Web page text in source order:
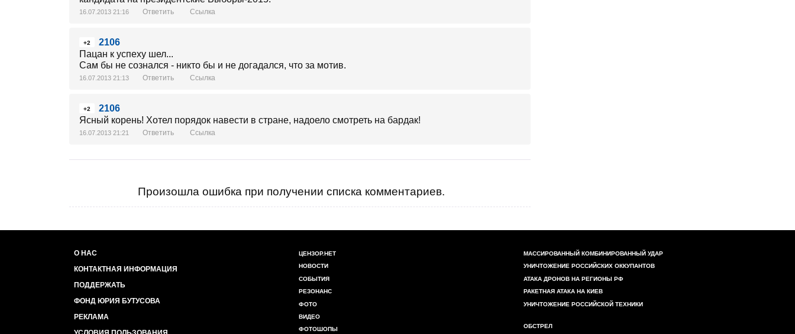
16.07.2013 21:16 Ответить Ссылка
+2
2106
Пацан к успеху шел...
Сам бы не сознался - никто бы и не догадался, что за мотив.
16.07.2013 21:13 Ответить Ссылка
+2
2106
Ясный корень! Хотел порядок навести в стране, надоело смотреть на бардак!
16.07.2013 21:21 Ответить Ссылка
Произошла ошибка при получении списка комментариев.
О НАС
КОНТАКТНАЯ ИНФОРМАЦИЯ
ПОДДЕРЖАТЬ
ФОНД ЮРИЯ БУТУСОВА
РЕКЛАМА
ЦЕНЗОР.НЕТ
НОВОСТИ
СОБЫТИЯ
РЕЗОНАНС
ФОТО
ВИДЕО
ФОТОШОПЫ
МАССИРОВАННЫЙ КОМБИНИРОВАННЫЙ УДАР
УНИЧТОЖЕНИЕ РОССИЙСКИХ ОККУПАНТОВ
АТАКА ДРОНОВ НА РЕГИОНЫ РФ
РАКЕТНАЯ АТАКА НА КИЕВ
УНИЧТОЖЕНИЕ РОССИЙСКОЙ ТЕХНИКИ
ОБСТРЕЛ